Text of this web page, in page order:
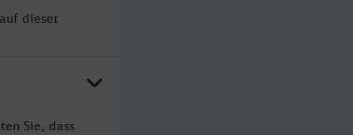
dieser
Sie, dass